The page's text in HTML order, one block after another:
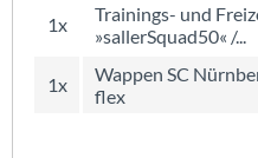
1x
Trainings- und
»sallerSquad50« /...
1x
Wappen SC
flex